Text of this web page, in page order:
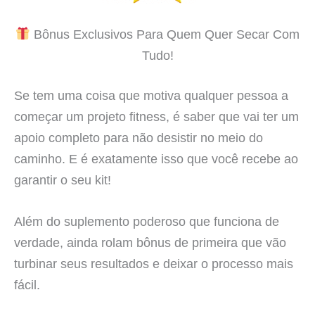
Bônus Exclusivos Para Quem Quer Secar Com
Tudo!
Se tem uma coisa que motiva qualquer pessoa a
começar um projeto fitness, é saber que vai ter um
apoio completo para não desistir no meio do
caminho. E é exatamente isso que você recebe ao
garantir o seu kit!
Além do suplemento poderoso que funciona de
verdade, ainda rolam bônus de primeira que vão
turbinar seus resultados e deixar o processo mais
fácil.